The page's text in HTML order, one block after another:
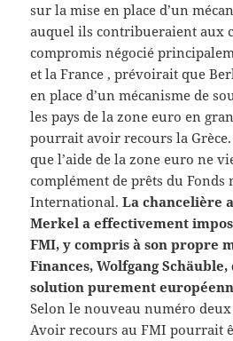
sur la mise en place d’un
auquel ils contribueraient aux
compromis négocié
et la France , prévoirait que
en place d’un mécanisme de
les pays de la zone euro en
pourrait avoir recours la
que l’aide de la zone euro ne
complément de prêts du Fonds
International.La chancelière
Merkel a effectivement
FMI, y compris à son propre
Finances, Wolfgang
solution purement
Selon le nouveau numéro deux
Avoir recours au FMI pourrait